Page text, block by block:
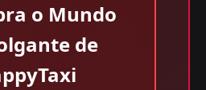
o Mundo
de